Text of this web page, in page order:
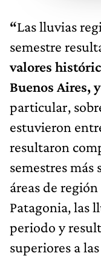
“Las lluvias
semestre
valores
Buenos Aires,
particular,
estuvieron
resultaron
semestres más
áreas de región
Patagonia, las
periodo y
superiores a